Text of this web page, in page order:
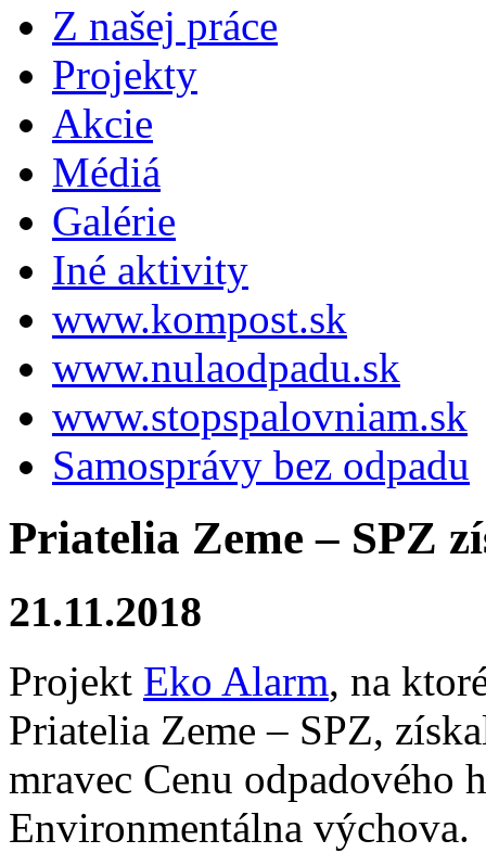
Z našej práce
Projekty
Akcie
Médiá
Galérie
Iné aktivity
www.kompost.sk
www.nulaodpadu.sk
www.stopspalovniam.sk
Samosprávy bez odpadu
Priatelia Zeme – SPZ
21.11.2018
Projekt Eko Alarm, na
Priatelia Zeme – SPZ,
mravec Cenu odpadového
Environmentálna výchova.